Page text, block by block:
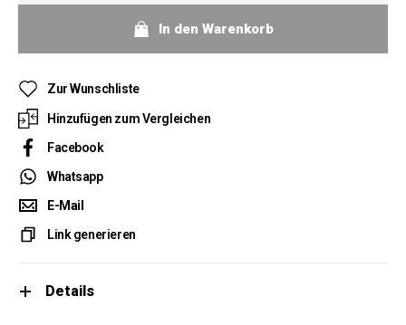
In den Warenkorb
Zur Wunschliste
Hinzufügen zum Vergleichen
Facebook
Whatsapp
E-Mail
Link generieren
Details